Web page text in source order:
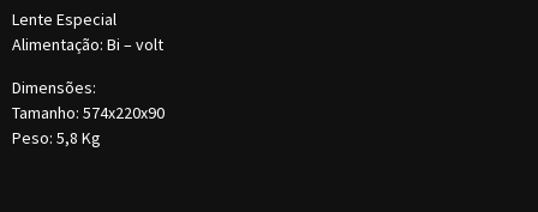
Lente Especial
Alimentação: Bi – volt
Dimensões:
Tamanho: 574x220x90
Peso: 5,8 Kg